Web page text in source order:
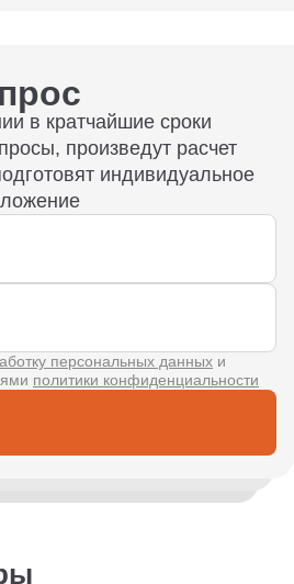
в кратчайшие сроки
произведут расчет
индивидуальное
персональных данных и
политики конфиденциальности